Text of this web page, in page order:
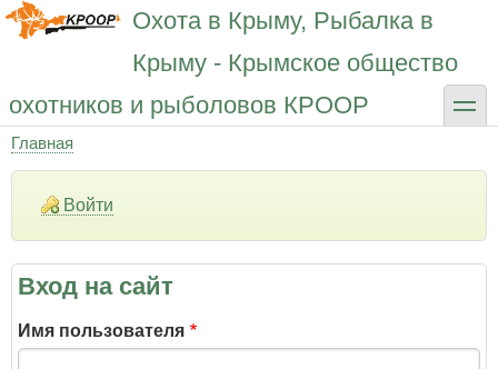
Перейти
Охота в Крыму, Рыбалка в
Крыму - Крымское общество
охотников и рыболовов КРООР
toggle
Строка
навигации
Главная
Войти
Вход на сайт
Имя пользователя